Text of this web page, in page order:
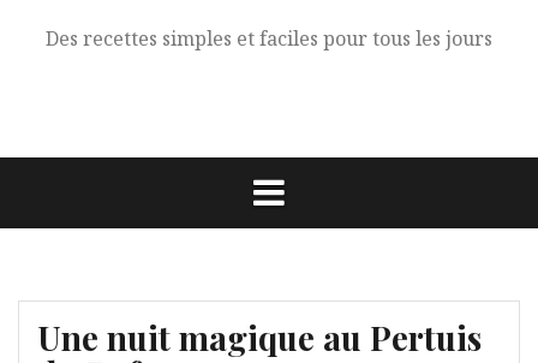
Des recettes simples et faciles pour tous les jours
Une nuit magique au Pertuis